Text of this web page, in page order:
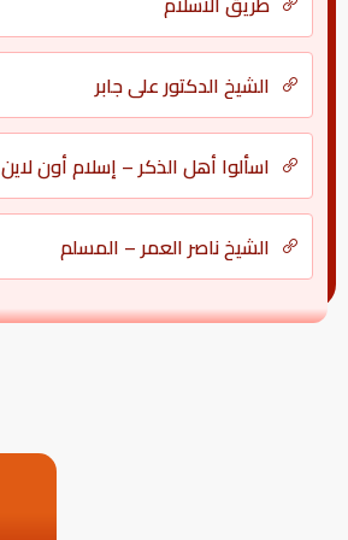
الشيخ الدكتور علي جابر
اسألوا أهل الذكر – إسلام أون لاين
الشيخ ناصر العمر – المسلم